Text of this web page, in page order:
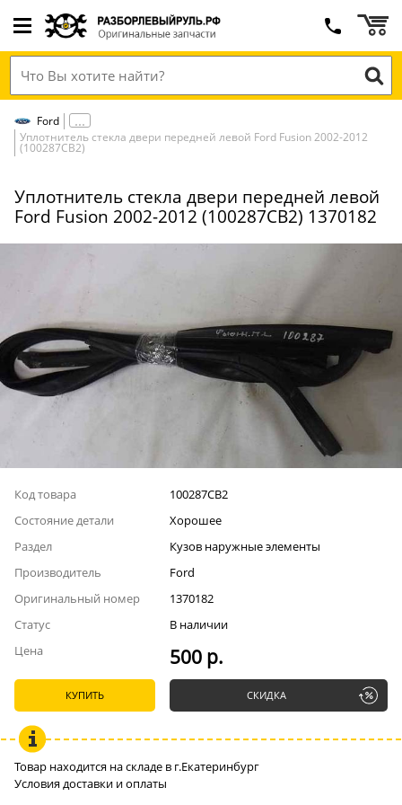
Ford
Уплотнитель стекла двери передней левой Ford Fusion 2002-2012
(100287СВ2)
Уплотнитель стекла двери передней левой
Ford Fusion 2002-2012 (100287СВ2) 1370182
Код товара
100287СВ2
Состояние детали
Хорошее
Раздел
Кузов наружные элементы
Производитель
Ford
Оригинальный номер
1370182
Статус
В наличии
Цена
500 р.
КУПИТЬ СКИДКА
Товар находится на складе в г.Екатеринбург
Условия доставки и оплаты